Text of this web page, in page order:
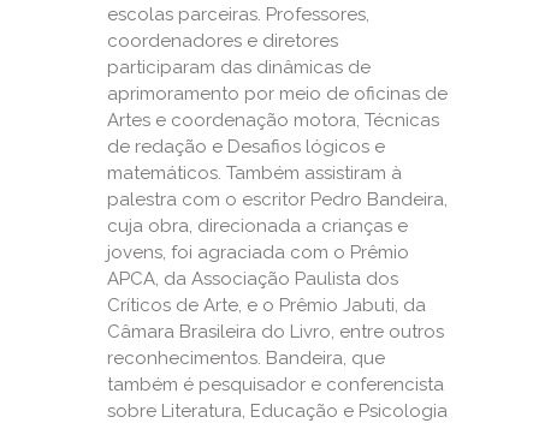
escolas parceiras. Professores,
coordenadores e diretores
participaram das dinâmicas de
aprimoramento por meio de oficinas de
Artes e coordenação motora, Técnicas
de redação e Desafios lógicos e
matemáticos. Também assistiram à
palestra com o escritor Pedro Bandeira,
cuja obra, direcionada a crianças e
jovens, foi agraciada com o Prêmio
APCA, da Associação Paulista dos
Críticos de Arte, e o Prêmio Jabuti, da
Câmara Brasileira do Livro, entre outros
reconhecimentos. Bandeira, que
também é pesquisador e conferencista
sobre Literatura, Educação e Psicologia